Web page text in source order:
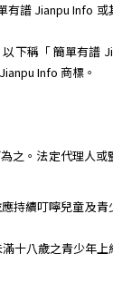
譜 Jianpu Info
下稱「 簡單有譜
Info 商標。
。法定代理人
持續叮嚀兒童及
十八歲之青少年上